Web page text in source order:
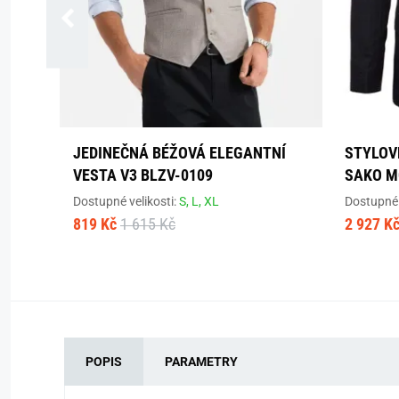
JEDINEČNÁ BÉŽOVÁ ELEGANTNÍ
VESTA V3 BLZV-0109
Dostupné velikosti:S, L,XL
819 Kč 1 615 Kč
SAKO
2 927 Kč
POPIS PARAMETRY